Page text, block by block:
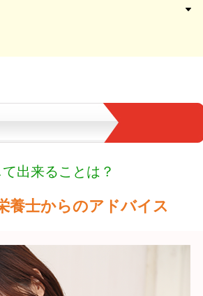
出来ることは？
養士からのアドバイス